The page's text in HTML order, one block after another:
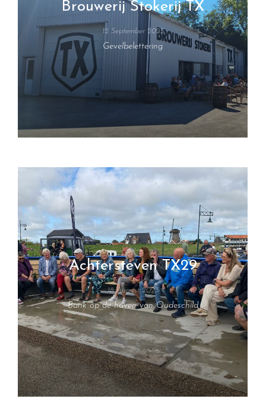
Brouwerij Stokerij TX
12 September 2023
Gevelbelettering
Achtersteven TX29
18 August 2023
Bank op de haven van Oudeschild